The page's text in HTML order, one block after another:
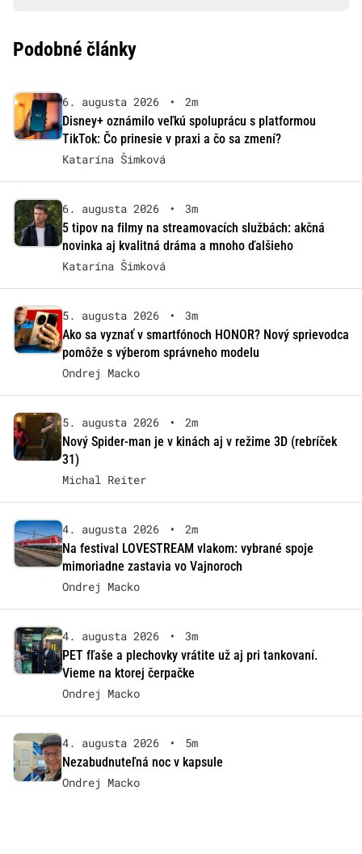
Podobné články
6. augusta 2026 •
2m
Disney+ oznámilo veľkú spoluprácu s platformou
TikTok: Čo prinesie v praxi a čo sa zmení?
Katarína Šimková
6. augusta 2026 •
3m
5 tipov na filmy na streamovacích službách: akčná
novinka aj kvalitná dráma a mnoho ďalšieho
Katarína Šimková
5. augusta 2026 •
3m
Ako sa vyznať v smartfónoch HONOR? Nový sprievodca
pomôže s výberom správneho modelu
Ondrej Macko
5. augusta 2026 •
2m
Nový Spider-man je v kinách aj v režime 3D (rebríček
31)
Michal Reiter
4. augusta 2026 •
2m
Na festival LOVESTREAM vlakom: vybrané spoje
mimoriadne zastavia vo Vajnoroch
Ondrej Macko
4. augusta 2026 •
3m
PET fľaše a plechovky vrátite už aj pri tankovaní.
Vieme na ktorej čerpačke
Ondrej Macko
4. augusta 2026 •
5m
Nezabudnuteľná noc v kapsule
Ondrej Macko